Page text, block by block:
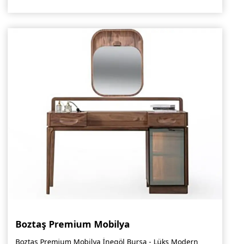
Boztaş Premium Mobilya
Boztaş Premium Mobilya İnegöl Bursa - Lüks Modern